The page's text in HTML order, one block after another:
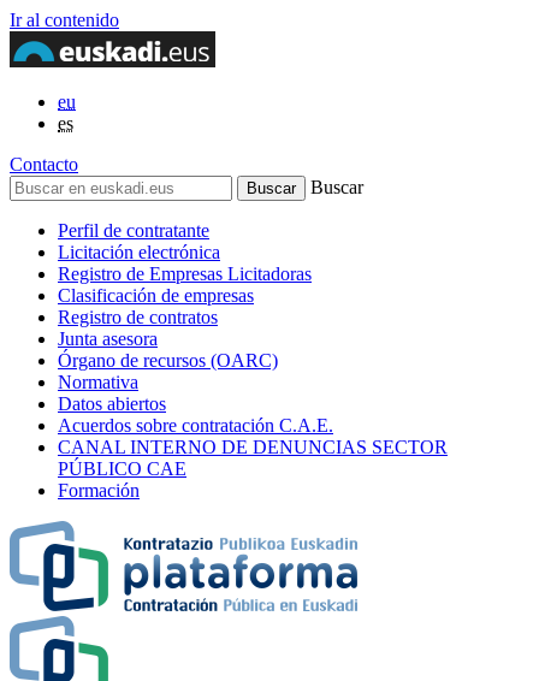
Ir al contenido
eu
es
Contacto
Buscar
Perfil de contratante
Licitación electrónica
Registro de Empresas Licitadoras
Clasificación de empresas
Registro de contratos
Junta asesora
Órgano de recursos (OARC)
Normativa
Datos abiertos
Acuerdos sobre contratación C.A.E.
CANAL INTERNO DE DENUNCIAS SECTOR
PÚBLICO CAE
Formación